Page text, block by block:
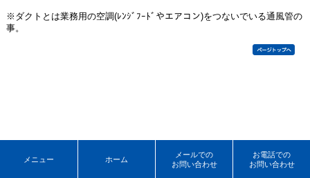
※ダクトとは業務用の空調(ﾚﾝｼﾞﾌｰﾄﾞやエアコン)をつないでいる通風管の
事。
メニュー ホーム
メールでの
お問い合わせ
お電話での
お問い合わせ